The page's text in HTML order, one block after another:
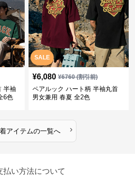
半袖
6色
SALE
¥6,080 ¥6760(割引前)
ペアルック ハート柄 半袖丸首
男女兼用 春夏 全2色
アイテムの一覧へ ›
払い方法について